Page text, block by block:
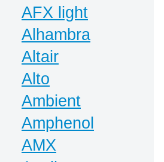
AFX light
Alhambra
Altair
Alto
Ambient
Amphenol
AMX